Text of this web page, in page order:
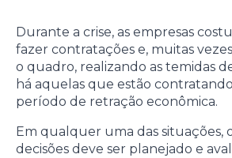
Durante a crise, as empresas
fazer contratações e, muitas
o quadro, realizando as temidas
há aquelas que estão
período de retração econômica.
Em qualquer uma das situações,
decisões deve ser planejado e